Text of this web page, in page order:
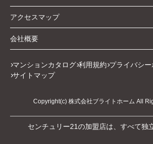
アクセスマップ
会社概要
マンションカタログ 利用規約 プライバシー
サイトマップ
Copyright(c) 株式会社ブライトホーム All
センチュリー21の加盟店は、すべて独